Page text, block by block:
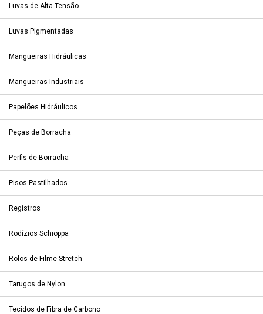
Luvas de Alta Tensão
Luvas Pigmentadas
Mangueiras Hidráulicas
Mangueiras Industriais
Papelões Hidráulicos
Peças de Borracha
Perfis de Borracha
Pisos Pastilhados
Registros
Rodízios Schioppa
Rolos de Filme Stretch
Tarugos de Nylon
Tecidos de Fibra de Carbono